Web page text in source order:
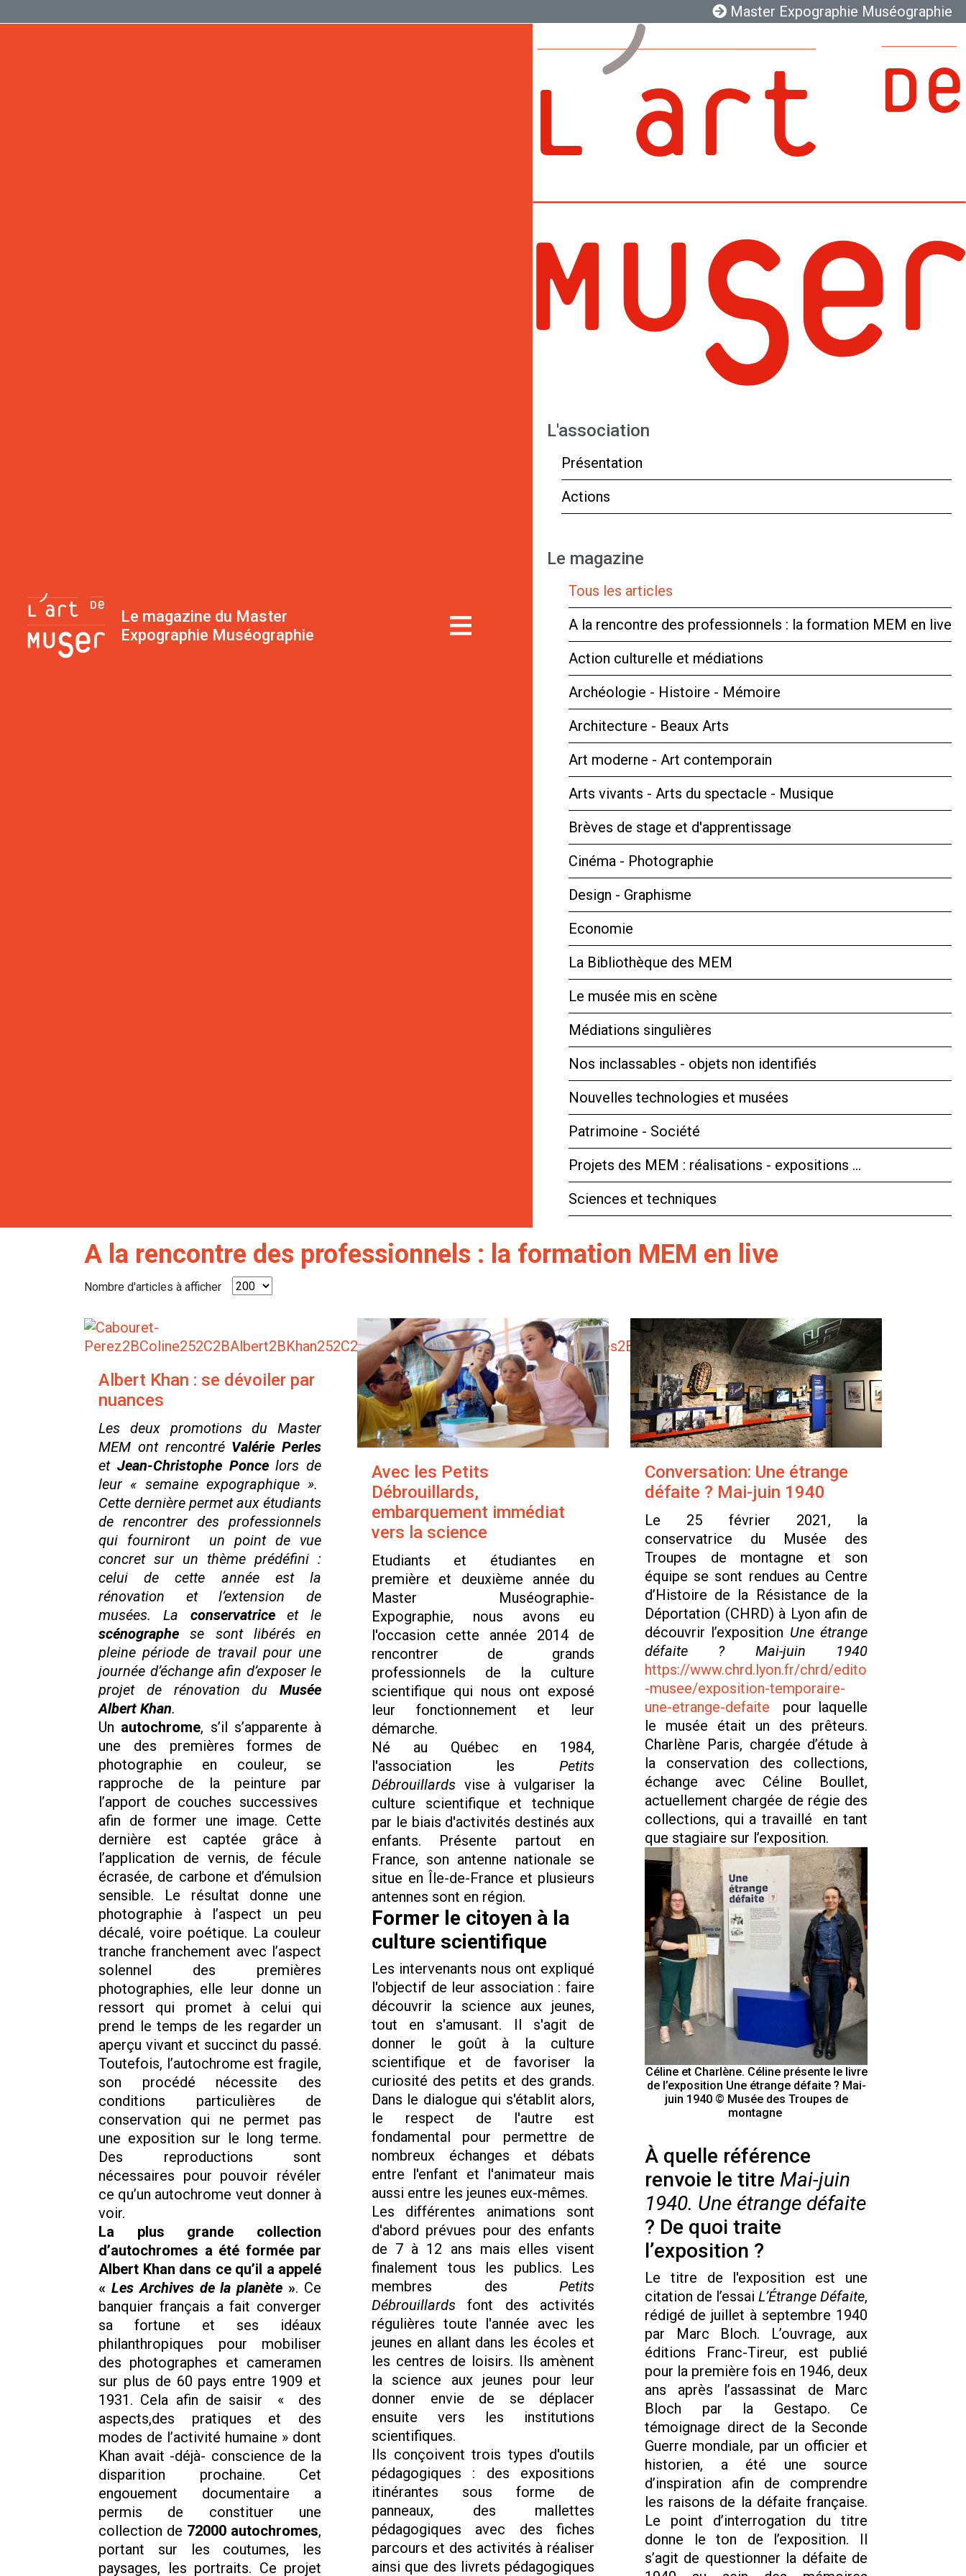
Master Expographie Muséographie
Le magazine du Master
Expographie Muséographie
L'association
Présentation
Actions
Le magazine
Tous les articles
A la rencontre des professionnels : la formation MEM en live
Action culturelle et médiations
Archéologie - Histoire - Mémoire
Architecture - Beaux Arts
Art moderne - Art contemporain
Arts vivants - Arts du spectacle - Musique
Brèves de stage et d'apprentissage
Cinéma - Photographie
Design - Graphisme
Economie
La Bibliothèque des MEM
Le musée mis en scène
Médiations singulières
Nos inclassables - objets non identifiés
Nouvelles technologies et musées
Patrimoine - Société
Projets des MEM : réalisations - expositions …
Sciences et techniques
A la rencontre des professionnels : la formation MEM en live
Nombre d'articles à afficher
Albert Khan : se dévoiler par
nuances
Les deux promotions du Master
MEM ont rencontré Valérie Perles
et Jean-Christophe Poncelors de
leur « semaine expographique ».
Cette dernière permet aux étudiants
de rencontrer des professionnels
qui fourniront un point de vue
concret sur un thème prédéfini :
celui de cette année est la
rénovation et l’extension de
musées. La conservatriceet le
scénographe se sont libérés en
pleine période de travail pour une
journée d’échange afin d’exposer le
projet de rénovation du Musée
Albert Khan.
Un autochrome, s’il s’apparente à
une des premières formes de
photographie en couleur, se
rapproche de la peinture par
l’apport de couches successives
afin de former une image. Cette
dernière est captée grâce à
l’application de vernis, de fécule
écrasée, de carbone et d’émulsion
sensible. Le résultat donne une
photographie à l’aspect un peu
décalé, voire poétique. La couleur
tranche franchement avec l’aspect
solennel des premières
photographies, elle leur donne un
ressort qui promet à celui qui
prend le temps de les regarder un
aperçu vivant et succinct du passé.
Toutefois, l’autochrome est fragile,
son procédé nécessite des
conditions particulières de
conservation qui ne permet pas
une exposition sur le long terme.
Des reproductions sont
nécessaires pour pouvoir révéler
ce qu’un autochrome veut donner à
voir.
La plus grande collection
d’autochromes a été formée par
Albert Khan dans ce qu’il a appelé
« Les Archives de la planète ». Ce
banquier français a fait converger
sa fortune et ses idéaux
philanthropiques pour mobiliser
des photographes et cameramen
sur plus de 60 pays entre 1909 et
1931. Cela afin de saisir « des
aspects,des pratiques et des
modes de l’activité humaine » dont
Khan avait -déjà- conscience de la
disparition prochaine. Cet
engouement documentaire a
permis de constituer une
collection de 72000 autochromes,
portant sur les coutumes, les
paysages, les portraits. Ce projet
Avec les Petits
Débrouillards,
embarquement immédiat
vers la science
Etudiants et étudiantes en
première et deuxième année du
Master Muséographie-
Expographie, nous avons eu
l'occasion cette année 2014 de
rencontrer de grands
professionnels de la culture
scientifique qui nous ont exposé
leur fonctionnement et leur
démarche.
Né au Québec en 1984,
l'association les Petits
Débrouillards vise à vulgariser la
culture scientifique et technique
par le biais d'activités destinés aux
enfants. Présente partout en
France, son antenne nationale se
situe en Île-de-France et plusieurs
antennes sont en région.
Former le citoyen à la
culture scientifique
Les intervenants nous ont expliqué
l'objectif de leur association : faire
découvrir la science aux jeunes,
tout en s'amusant. Il s'agit de
donner le goût à la culture
scientifique et de favoriser la
curiosité des petits et des grands.
Dans le dialogue qui s'établit alors,
le respect de l'autre est
fondamental pour permettre de
nombreux échanges et débats
entre l'enfant et l'animateur mais
aussi entre les jeunes eux-mêmes.
Les différentes animations sont
d'abord prévues pour des enfants
de 7 à 12 ans mais elles visent
finalement tous les publics. Les
membres des Petits
Débrouillardsfont des activités
régulières toute l'année avec les
jeunes en allant dans les écoles et
les centres de loisirs. Ils amènent
la science aux jeunes pour leur
donner envie de se déplacer
ensuite vers les institutions
scientifiques.
Ils conçoivent trois types d'outils
pédagogiques : des expositions
itinérantes sous forme de
panneaux, des mallettes
pédagogiques avec des fiches
parcours et des activités à réaliser
ainsi que des livrets pédagogiques
Conversation: Une étrange
défaite ? Mai-juin 1940
Le 25 février 2021, la
conservatrice du Musée des
Troupes de montagne et son
équipe se sont rendues au Centre
d’Histoire de la Résistance de la
Déportation (CHRD) à Lyon afin de
découvrir l’exposition Une étrange
défaite ? Mai-juin 1940
https://www.chrd.lyon.fr/chrd/edito
-musee/exposition-temporaire-
une-etrange-defaite pour laquelle
le musée était un des prêteurs.
Charlène Paris, chargée d’étude à
la conservation des collections,
échange avec Céline Boullet,
actuellement chargée de régie des
collections, qui a travaillé en tant
que stagiaire sur l’exposition.
Céline et Charlène. Céline présente le livre
de l’exposition Une étrange défaite ? Mai-
juin 1940 © Musée des Troupes de
montagne
À quelle référence
renvoie le titre Mai-juin
1940. Une étrange défaite
? De quoi traite
l’exposition ?
Le titre de l'exposition est une
citation de l’essai L’Étrange Défaite,
rédigé de juillet à septembre 1940
par Marc Bloch. L’ouvrage, aux
éditions Franc-Tireur, est publié
pour la première fois en 1946, deux
ans après l’assassinat de Marc
Bloch par la Gestapo. Ce
témoignage direct de la Seconde
Guerre mondiale, par un officier et
historien, a été une source
d’inspiration afin de comprendre
les raisons de la défaite française.
Le point d’interrogation du titre
donne le ton de l’exposition. Il
s’agit de questionner la défaite de